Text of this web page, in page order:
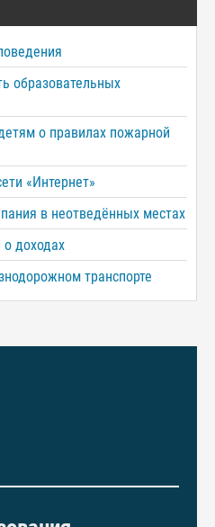
образовательных
о правилах пожарной
«Интернет»
в неотведённых местах
о доходах
транспорте